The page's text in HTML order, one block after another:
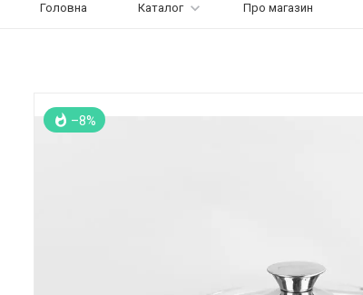
Головна Каталог Про магазин
–8%